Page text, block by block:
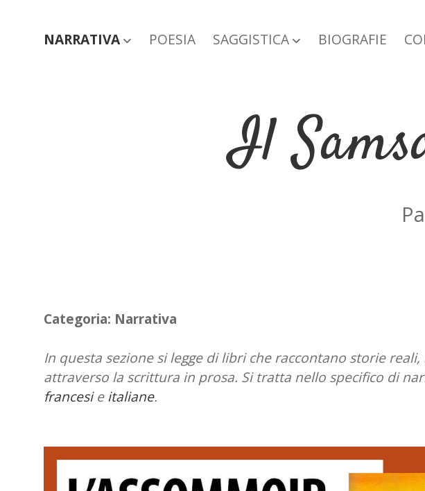
NARRATIVA open dropdown menu
POESIA SAGGISTICA open dropdown menu
BIOGRAFIE
Il
Categoria: Narrativa
In questa sezione si legge di libri che raccontano storie
attraverso la scrittura in prosa. Si tratta nello specifico di
francesieitaliane.